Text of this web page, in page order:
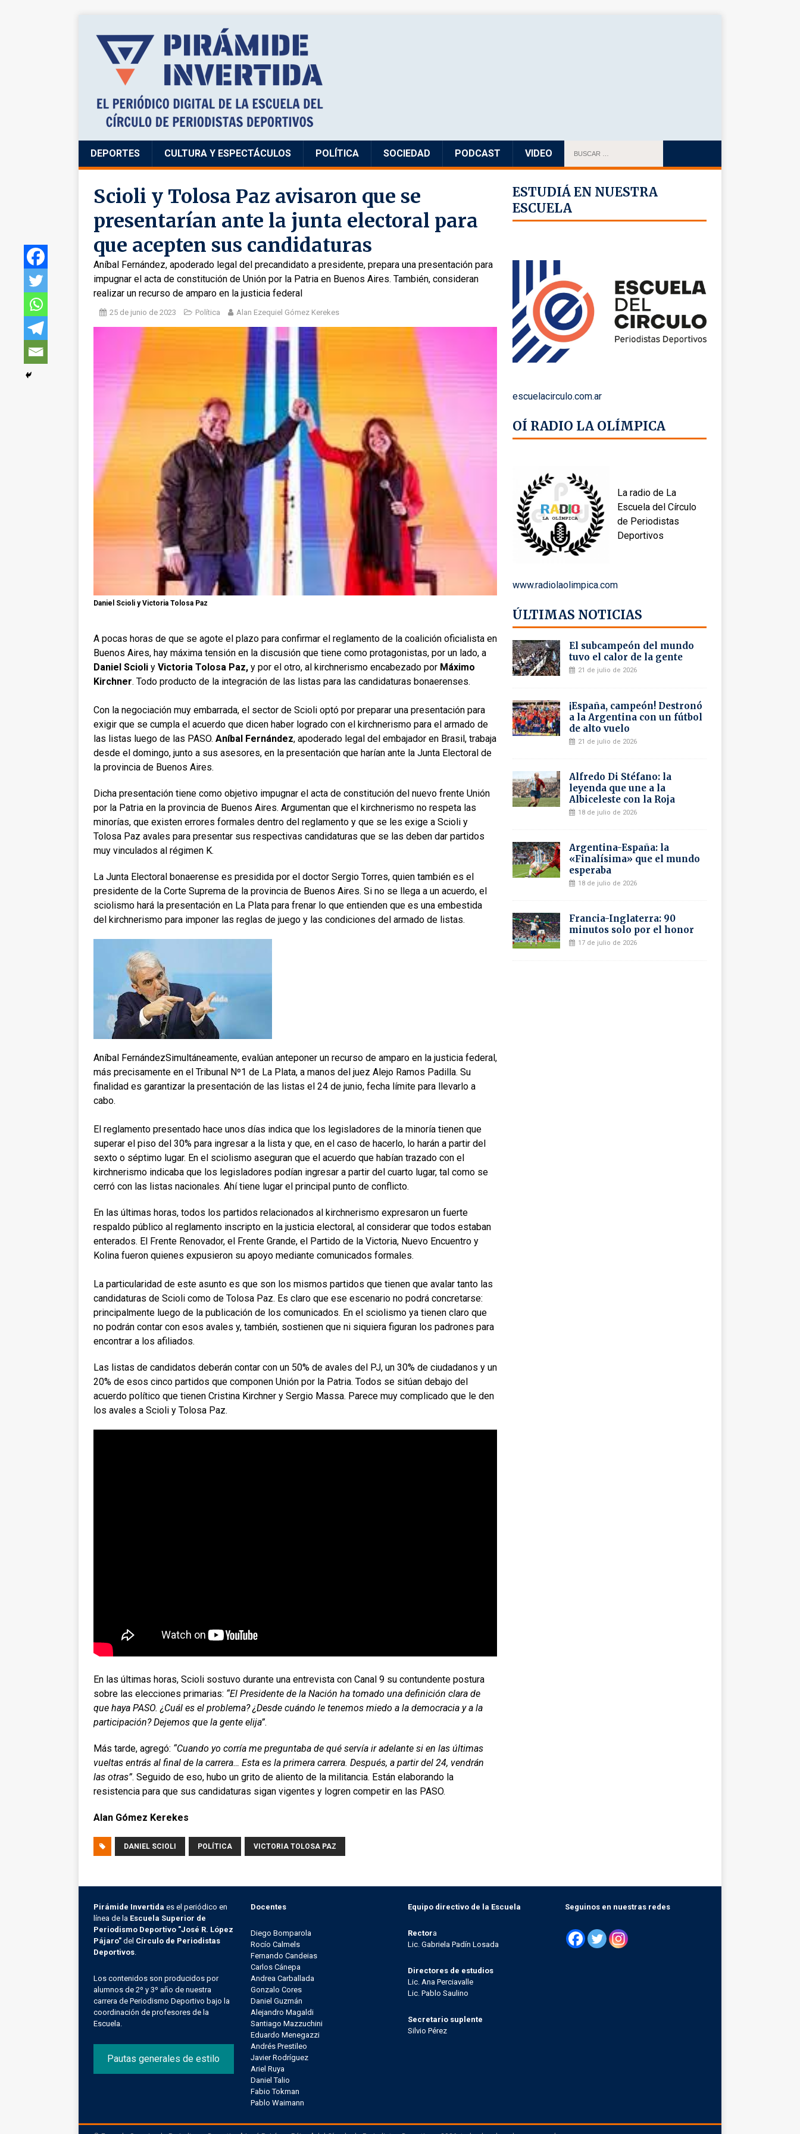
DEPORTES CULTURA Y ESPECTÁCULOS POLÍTICA SOCIEDAD PODCAST VIDEO
Scioli y Tolosa Paz avisaron que se
presentarían ante la junta electoral para
que acepten sus candidaturas
Aníbal Fernández, apoderado legal del precandidato a presidente, prepara una presentación para
impugnar el acta de constitución de Unión por la Patria en Buenos Aires. También, consideran
realizar un recurso de amparo en la justicia federal
25 de junio de 2023 Política Alan Ezequiel Gómez Kerekes
Daniel Scioli y Victoria Tolosa Paz
A pocas horas de que se agote el plazo para confirmar el reglamento de la coalición oficialista en
Buenos Aires, hay máxima tensión en la discusión que tiene como protagonistas, por un lado, a
Daniel Scioli y Victoria Tolosa Paz, y por el otro, al kirchnerismo encabezado por Máximo
Kirchner. Todo producto de la integración de las listas para las candidaturas bonaerenses.
Con la negociación muy embarrada, el sector de Scioli optó por preparar una presentación para
exigir que se cumpla el acuerdo que dicen haber logrado con el kirchnerismo para el armado de
las listas luego de las PASO. Aníbal Fernández, apoderado legal del embajador en Brasil, trabaja
desde el domingo, junto a sus asesores, en la presentación que harían ante la Junta Electoral de
la provincia de Buenos Aires.
Dicha presentación tiene como objetivo impugnar el acta de constitución del nuevo frente Unión
por la Patria en la provincia de Buenos Aires. Argumentan que el kirchnerismo no respeta las
minorías, que existen errores formales dentro del reglamento y que se les exige a Scioli y
Tolosa Paz avales para presentar sus respectivas candidaturas que se las deben dar partidos
muy vinculados al régimen K.
La Junta Electoral bonaerense es presidida por el doctor Sergio Torres, quien también es el
presidente de la Corte Suprema de la provincia de Buenos Aires. Si no se llega a un acuerdo, el
sciolismo hará la presentación en La Plata para frenar lo que entienden que es una embestida
del kirchnerismo para imponer las reglas de juego y las condiciones del armado de listas.
Aníbal FernándezSimultáneamente, evalúan anteponer un recurso de amparo en la justicia federal,
más precisamente en el Tribunal Nº1 de La Plata, a manos del juez Alejo Ramos Padilla. Su
finalidad es garantizar la presentación de las listas el 24 de junio, fecha límite para llevarlo a
cabo.
El reglamento presentado hace unos días indica que los legisladores de la minoría tienen que
superar el piso del 30% para ingresar a la lista y que, en el caso de hacerlo, lo harán a partir del
sexto o séptimo lugar. En el sciolismo aseguran que el acuerdo que habían trazado con el
kirchnerismo indicaba que los legisladores podían ingresar a partir del cuarto lugar, tal como se
cerró con las listas nacionales. Ahí tiene lugar el principal punto de conflicto.
En las últimas horas, todos los partidos relacionados al kirchnerismo expresaron un fuerte
respaldo público al reglamento inscripto en la justicia electoral, al considerar que todos estaban
enterados. El Frente Renovador, el Frente Grande, el Partido de la Victoria, Nuevo Encuentro y
Kolina fueron quienes expusieron su apoyo mediante comunicados formales.
La particularidad de este asunto es que son los mismos partidos que tienen que avalar tanto las
candidaturas de Scioli como de Tolosa Paz. Es claro que ese escenario no podrá concretarse:
principalmente luego de la publicación de los comunicados. En el sciolismo ya tienen claro que
no podrán contar con esos avales y, también, sostienen que ni siquiera figuran los padrones para
encontrar a los afiliados.
Las listas de candidatos deberán contar con un 50% de avales del PJ, un 30% de ciudadanos y un
20% de esos cinco partidos que componen Unión por la Patria. Todos se sitúan debajo del
acuerdo político que tienen Cristina Kirchner y Sergio Massa. Parece muy complicado que le den
los avales a Scioli y Tolosa Paz.
En las últimas horas, Scioli sostuvo durante una entrevista con Canal 9 su contundente postura
sobre las elecciones primarias: “El Presidente de la Nación ha tomado una definición clara de
que haya PASO. ¿Cuál es el problema? ¿Desde cuándo le tenemos miedo a la democracia y a la
participación? Dejemos que la gente elija”.
Más tarde, agregó: “Cuando yo corría me preguntaba de qué servía ir adelante si en las últimas
vueltas entrás al final de la carrera… Esta es la primera carrera. Después, a partir del 24, vendrán
las otras”. Seguido de eso, hubo un grito de aliento de la militancia. Están elaborando la
resistencia para que sus candidaturas sigan vigentes y logren competir en las PASO.
Alan Gómez Kerekes
DANIEL SCIOLI POLÍTICA VICTORIA TOLOSA PAZ
ESTUDIÁ EN NUESTRA
ESCUELA
escuelacirculo.com.ar
OÍ RADIO LA OLÍMPICA
La radio de La
Escuela del Círculo
de Periodistas
Deportivos
www.radiolaolimpica.com
ÚLTIMAS NOTICIAS
El subcampeón del mundo
tuvo el calor de la gente
21 de julio de 2026
¡España, campeón! Destronó
a la Argentina con un fútbol
de alto vuelo
21 de julio de 2026
Alfredo Di Stéfano: la
leyenda que une a la
Albiceleste con la Roja
18 de julio de 2026
Argentina-España: la
«Finalísima» que el mundo
esperaba
18 de julio de 2026
Francia-Inglaterra: 90
minutos solo por el honor
17 de julio de 2026
Pirámide Invertida es el periódico en
línea de la Escuela Superior de
Periodismo Deportivo "José R. López
Pájaro" del Círculo de Periodistas
Deportivos.
Los contenidos son producidos por
alumnos de 2º y 3º año de nuestra
carrera de Periodismo Deportivo bajo la
coordinación de profesores de la
Escuela.
Pautas generales de estilo
Docentes
Diego Bomparola
Rocío Calmels
Fernando Candeias
Carlos Cánepa
Andrea Carballada
Gonzalo Cores
Daniel Guzmán
Alejandro Magaldi
Santiago Mazzuchini
Eduardo Menegazzi
Andrés Prestileo
Javier Rodríguez
Ariel Ruya
Daniel Talio
Fabio Tokman
Pablo Waimann
Equipo directivo de la Escuela
Rectora
Lic. Gabriela Padín Losada
Directores de estudios
Lic. Ana Perciavalle
Lic. Pablo Saulino
Secretario suplente
Silvio Pérez
Seguinos en nuestras redes